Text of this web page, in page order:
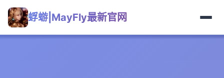
蜉蝣|MayFly最新官网